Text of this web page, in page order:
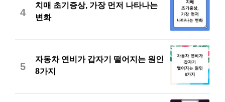
4
치매 초기증상, 가장 먼저 나타나는
변화
5
자동차 연비가 갑자기 떨어지는 원인
8가지